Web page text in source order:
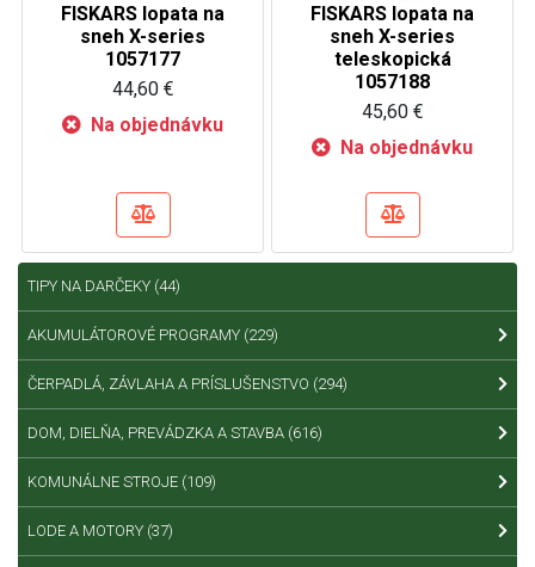
FISKARS lopata na
sneh X-series
1057177
44,60 €
Na objednávku
FISKARS lopata na
sneh X-series
teleskopická
1057188
45,60 €
Na objednávku
TIPY NA DARČEKY (44)
AKUMULÁTOROVÉ PROGRAMY (229)
ČERPADLÁ, ZÁVLAHA A PRÍSLUŠENSTVO (294)
DOM, DIELŇA, PREVÁDZKA A STAVBA (616)
KOMUNÁLNE STROJE (109)
LODE A MOTORY (37)